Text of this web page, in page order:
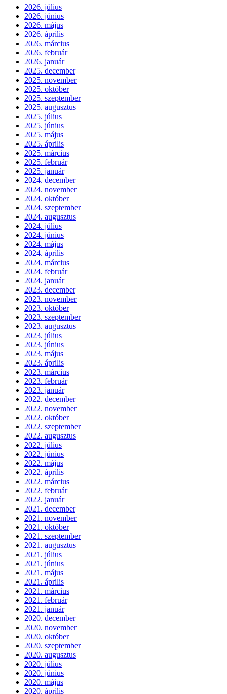
2026. július
2026. június
2026. május
2026. április
2026. március
2026. február
2026. január
2025. december
2025. november
2025. október
2025. szeptember
2025. augusztus
2025. július
2025. június
2025. május
2025. április
2025. március
2025. február
2025. január
2024. december
2024. november
2024. október
2024. szeptember
2024. augusztus
2024. július
2024. június
2024. május
2024. április
2024. március
2024. február
2024. január
2023. december
2023. november
2023. október
2023. szeptember
2023. augusztus
2023. július
2023. június
2023. május
2023. április
2023. március
2023. február
2023. január
2022. december
2022. november
2022. október
2022. szeptember
2022. augusztus
2022. július
2022. június
2022. május
2022. április
2022. március
2022. február
2022. január
2021. december
2021. november
2021. október
2021. szeptember
2021. augusztus
2021. július
2021. június
2021. május
2021. április
2021. március
2021. február
2021. január
2020. december
2020. november
2020. október
2020. szeptember
2020. augusztus
2020. július
2020. június
2020. május
2020. április